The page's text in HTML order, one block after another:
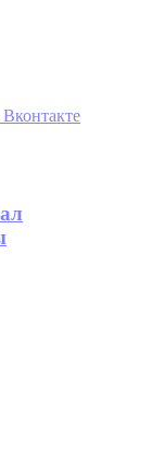
Вконтакте